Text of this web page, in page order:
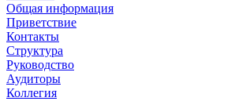
Общая информация
Приветствие
Контакты
Структура
Руководство
Аудиторы
Коллегия